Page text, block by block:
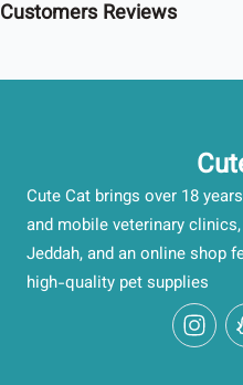
Customers Reviews
Cute Cat brings over 18
and mobile veterinary
Jeddah, and an online shop
high-quality pet supplies